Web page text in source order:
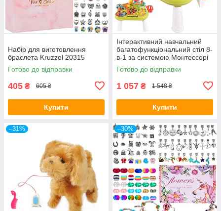
Набір для виготовлення
браслета Kruzzel 20315
Готово до відправки
405 ₴ 605 ₴
Купити
Інтерактивний навчальний
багатофункціональний стіл 8-
в-1 за системою Монтессорі
MalPlay
Готово до відправки
1 057 ₴ 1 548 ₴
Купити
–31% –30%